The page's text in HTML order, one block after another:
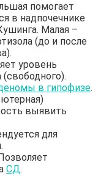
помогает
в надпочечнике
Малая –
(до и после
уровень
в гипофизе.
выявить
для
СД.